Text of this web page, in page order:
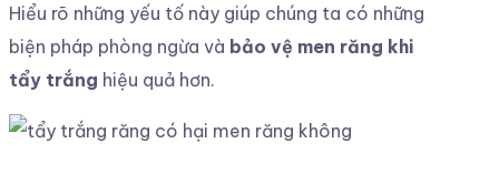
Hiểu rõ những yếu tố này giúp chúng ta có những
biện pháp phòng ngừa và bảo vệ men răng khi
tẩy trắng hiệu quả hơn.